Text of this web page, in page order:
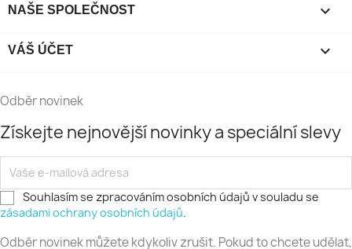
NAŠE SPOLEČNOST 
VÁŠ ÚČET 
Odběr novinek
Získejte nejnovější novinky a speciální slevy
mailová
adresa
Souhlasím se zpracováním osobních údajů v souladu se
zásadami ochrany osobních údajů.
Odběr novinek můžete kdykoliv zrušit. Pokud to chcete udělat,